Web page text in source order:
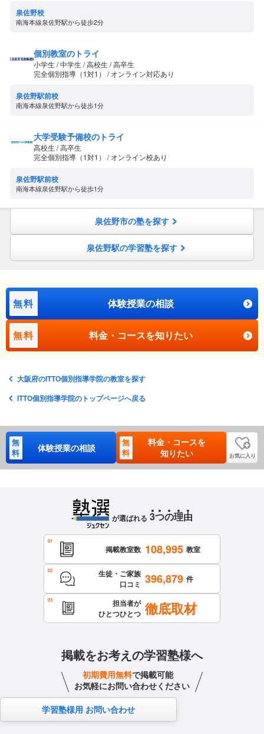
泉佐野校
南海本線泉佐野駅から徒歩2分
個別教室のトライ
小学生 / 中学生 / 高校生 / 高卒生
完全個別指導（1対1） / オンライン対応あり
泉佐野駅前校
南海本線泉佐野駅から徒歩1分
大学受験予備校のトライ
高校生 / 高卒生
完全個別指導（1対1） / オンライン校あり
泉佐野駅前校
南海本線泉佐野駅から徒歩1分
泉佐野市の塾を探す
泉佐野駅の学習塾を探す
無料 体験授業の相談
無料 料金・コースを知りたい
大阪府のITTO個別指導学院の教室を探す
ITTO個別指導学院のトップページへ戻る
無
料
体験授業の相談
無
料
料金・コースを
知りたい
お気に入り
が選ばれる 3つの理由
掲載教室数 108,995 教室
生徒・ご家族
口コミ 396,879 件
担当者が
ひとつひとつ 徹底取材
掲載をお考えの学習塾様へ
初期費用無料で掲載可能
お気軽にお問い合わせください
学習塾様用 お問い合わせ